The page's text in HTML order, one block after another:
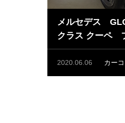
メルセデス
クラス クーペ
コーティング
2020.06.06 カー